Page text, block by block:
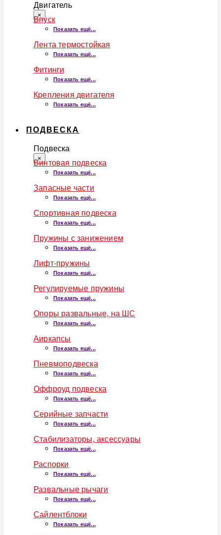
Двигатель
×
Впуск
Показать ещё...
Лента термостойкая
Показать ещё...
Фитинги
Показать ещё...
Крепления двигателя
Показать ещё...
ПОДВЕСКА
Подвеска
×
Винтовая подвеска
Показать ещё...
Запасные части
Показать ещё...
Спортивная подвеска
Показать ещё...
Пружины с занижением
Показать ещё...
Лифт-пружины
Показать ещё...
Регулируемые пружины
Показать ещё...
Опоры развальные, на ШС
Показать ещё...
Аиркапсы
Показать ещё...
Пневмоподвеска
Показать ещё...
Оффроуд подвеска
Показать ещё...
Серийные запчасти
Показать ещё...
Стабилизаторы, аксессуары
Показать ещё...
Распорки
Показать ещё...
Развальные рычаги
Показать ещё...
Сайлентблоки
Показать ещё...